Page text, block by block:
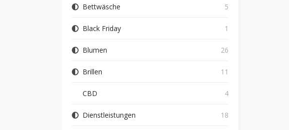
Bettwäsche 5
Black Friday 1
Blumen 26
Brillen 11
CBD 4
Dienstleistungen 18